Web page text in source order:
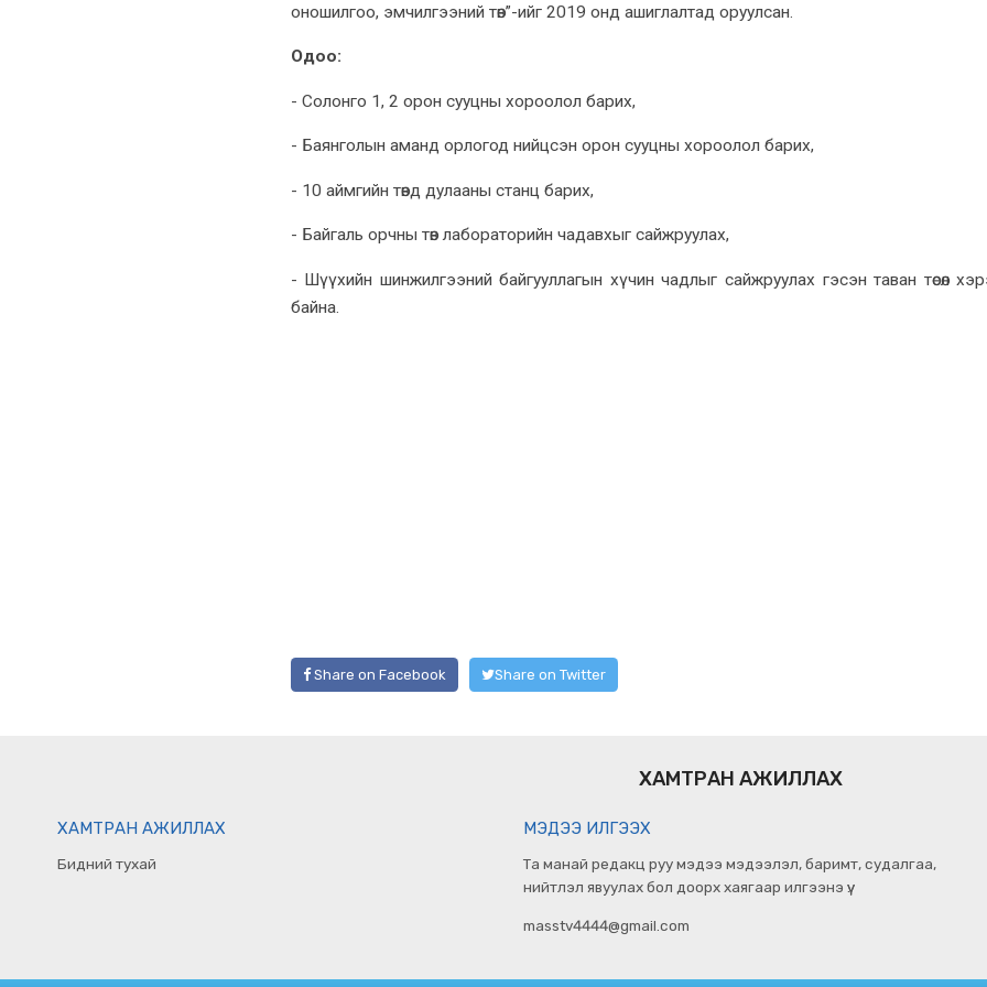
оношилгоо, эмчилгээний төв”-ийг 2019 онд ашиглалтад оруулсан.
Одоо:
- Солонго 1, 2 орон сууцны хороолол барих,
- Баянголын аманд орлогод нийцсэн орон сууцны хороолол барих,
- 10 аймгийн төвд дулааны станц барих,
- Байгаль орчны төв лабораторийн чадавхыг сайжруулах,
- Шүүхийн шинжилгээний байгууллагын хүчин чадлыг сайжруулах гэсэн таван төсөл
байна.
Share on Facebook Share on Twitter
ХАМТРАН АЖИЛЛАХ
ХАМТРАН АЖИЛЛАХ
Бидний тухай
МЭДЭЭ ИЛГЭЭХ
Та манай редакц руу мэдээ мэдээлэл, баримт, судалгаа,
нийтлэл явуулах бол доорх хаягаар илгээнэ үү.
masstv4444@gmail.com